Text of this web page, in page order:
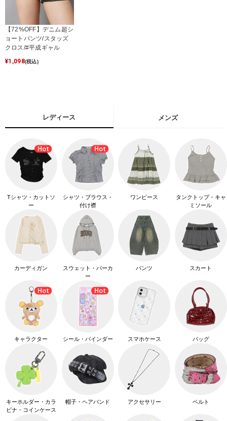
【72%OFF】デニム超シ
ョートパンツ/スタッズ
クロス/#平成ギャル
¥1,098(税込)
レディース メンズ
Tシャツ・カットソ
ー
シャツ・ブラウス・
付け襟
ワンピース
タンクトップ・キャ
ミソール
カーディガン
スウェット・パーカ
ー
パンツ スカート
キャラクター シール・バインダー スマホケース バッグ
キーホルダー・カラ
ビナ・コインケース
帽子・ヘアバンド アクセサリー ベルト